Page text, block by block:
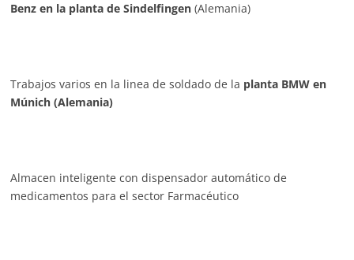
Benz en la planta de Sindelfingen (Alemania)
Trabajos varios en la linea de soldado de la planta BMW en
Múnich (Alemania)
Almacen inteligente con dispensador automático de
medicamentos para el sector Farmacéutico